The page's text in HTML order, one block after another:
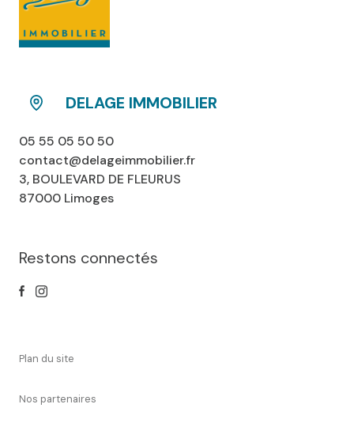
DELAGE IMMOBILIER
05 55 05 50 50
contact@delageimmobilier.fr
3, BOULEVARD DE FLEURUS
87000 Limoges
Restons connectés
plan du site
nos partenaires